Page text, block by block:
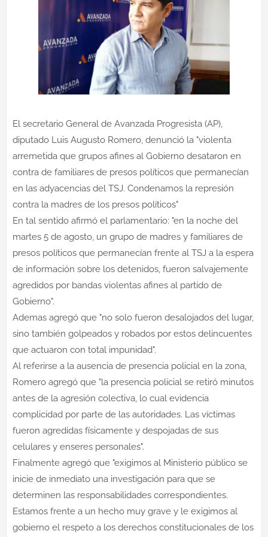
El secretario General de Avanzada Progresista (AP),
diputado Luis Augusto Romero, denunció la "violenta
arremetida que grupos afines al Gobierno desataron en
contra de familiares de presos políticos que permanecían
en las adyacencias del TSJ. Condenamos la represión
contra la madres de los presos políticos"
En tal sentido afirmó el parlamentario: "en la noche del
martes 5 de agosto, un grupo de madres y familiares de
presos políticos que permanecían frente al TSJ a la espera
de información sobre los detenidos, fueron salvajemente
agredidos por bandas violentas afines al partido de
Gobierno".
Ademas agregó que "no solo fueron desalojados del lugar,
sino también golpeados y robados por estos delincuentes
que actuaron con total impunidad".
Al referirse a la ausencia de presencia policial en la zona,
Romero agregó que "la presencia policial se retiró minutos
antes de la agresión colectiva, lo cual evidencia
complicidad por parte de las autoridades. Las víctimas
fueron agredidas físicamente y despojadas de sus
celulares y enseres personales".
Finalmente agregó que "exigimos al Ministerio público se
inicie de inmediato una investigación para que se
determinen las responsabilidades correspondientes.
Estamos frente a un hecho muy grave y le exigimos al
gobierno el respeto a los derechos constitucionales de los